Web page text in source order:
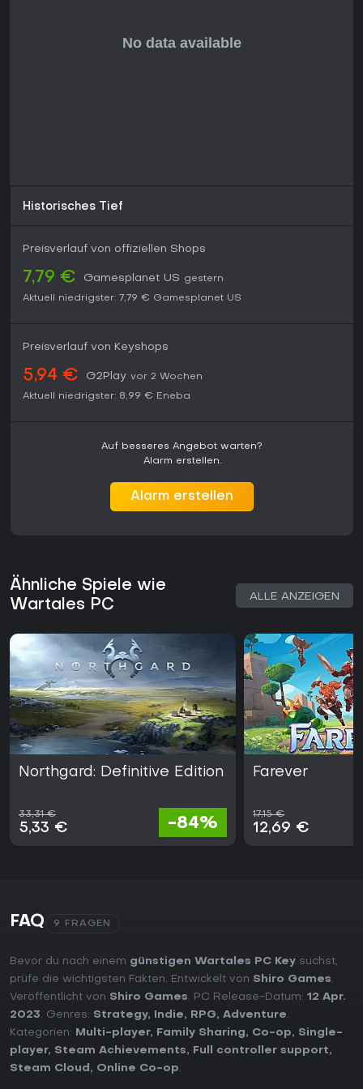
Historisches Tief
Preisverlauf von offiziellen Shops
7,79 € Gamesplanet US gestern
Aktuell niedrigster: 7,79 € Gamesplanet US
Preisverlauf von Keyshops
5,94 € G2Play vor 2 Wochen
Aktuell niedrigster: 8,99 € Eneba
Auf besseres Angebot warten?
Alarm erstellen.
Alarm erstellen
Ähnliche Spiele wie
Wartales PC
ALLE ANZEIGEN
Northgard: Definitive Edition
33,31 €
5,33 € -84%
Farever
17,15 €
12,69 €
FAQ 9 FRAGEN
Bevor du nach einem günstigen Wartales PC Key suchst,
prüfe die wichtigsten Fakten. Entwickelt von Shiro Games.
Veröffentlicht von Shiro Games. PC Release-Datum: 12 Apr.
2023. Genres: Strategy, Indie, RPG, Adventure.
Kategorien:
Multi-player, Family Sharing, Co-op, Single-
player, Steam Achievements, Full controller support,
Steam Cloud , Online Co-op.